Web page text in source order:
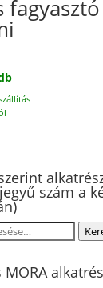
szám a